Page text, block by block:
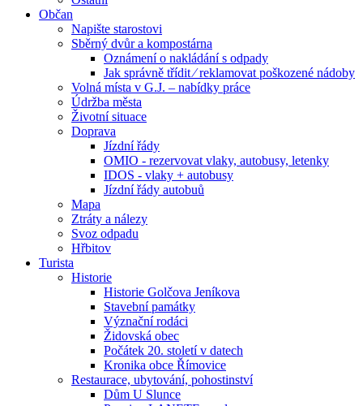
Občan
Napište starostovi
Sběrný dvůr a kompostárna
Oznámení o nakládání s odpady
Jak správně třídit ⁄ reklamovat poškozené nádoby
Volná místa v G.J. – nabídky práce
Údržba města
Životní situace
Doprava
Jízdní řády
OMIO - rezervovat vlaky, autobusy, letenky
IDOS - vlaky + autobusy
Jízdní řády autobuů
Mapa
Ztráty a nálezy
Svoz odpadu
Hřbitov
Turista
Historie
Historie Golčova Jeníkova
Stavební památky
Význační rodáci
Židovská obec
Počátek 20. století v datech
Kronika obce Římovice
Restaurace, ubytování, pohostinství
Dům U Slunce